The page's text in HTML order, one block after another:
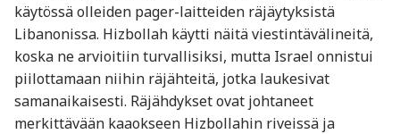
käytössä olleiden pager-laitteiden räjäytyksistä
Libanonissa. Hizbollah käytti näitä viestintävälineitä,
koska ne arvioitiin turvallisiksi, mutta Israel onnistui
piilottamaan niihin räjähteitä, jotka laukesivat
samanaikaisesti. Räjähdykset ovat johtaneet
merkittävään kaaokseen Hizbollahin riveissä ja